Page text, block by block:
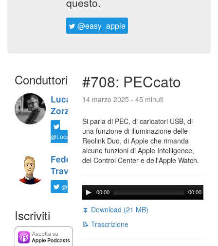
@easy_apple
Conduttori
Luca
Zorzi
@LucaTNT
Federico
Travaini
@ftrava
Iscriviti
#708: PECcato
14 marzo 2025 - 45 minuti
Si parla di PEC, di caricatori USB, di
una funzione di illuminazione delle
Reolink Duo, di Apple che rimanda
alcune funzioni di Apple Intelligence,
del Control Center e dell'Apple Watch.
00:00 00:00
⏬ Download (21 MB)
📝 Trascrizione